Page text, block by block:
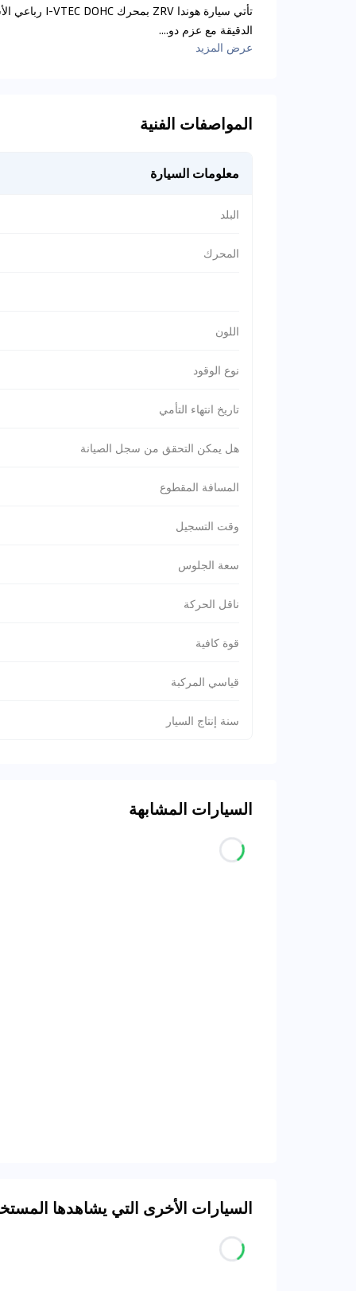
الدقيقة مع عزم دو....
عرض المزيد
المواصفات الفنية
معلومات السيارة
البلد
المحرك
اللون
نوع الوقود
تاريخ انتهاء التأمي
هل يمكن التحقق من سجل الصيانة
المسافة المقطوع
وقت التسجيل
سعة الجلوس
ناقل الحركة
قوة كافية
قياسي المركبة
سنة إنتاج السيار
السيارات المشابهة
السيارات الأخرى التي يشاهدها